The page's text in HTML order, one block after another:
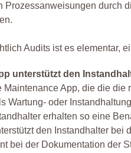
Prozessanweisungen durch
Audits ist es elementar,
unterstützt den
Maintenance App, die die
Wartung- oder
erhalten so eine
den Instandhalter
bei der Dokumentation der